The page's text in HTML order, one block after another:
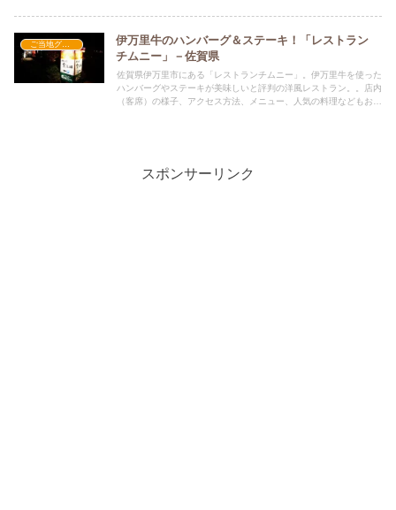
伊万里牛のハンバーグ＆ステーキ！「レストラン
チムニー」－佐賀県
佐賀県伊万里市にある「レストランチムニー」。伊万里牛を使った
ハンバーグやステーキが美味しいと評判の洋風レストラン。。店内
（客席）の様子、アクセス方法、メニュー、人気の料理などもお伝
スポンサーリンク